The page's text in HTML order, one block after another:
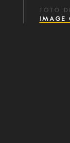
FOTO
IMAGE